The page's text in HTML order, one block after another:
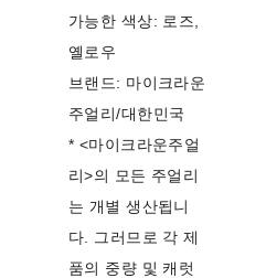
가능한 색상: 로즈,
옐로우
브랜드: 마이크라운
주얼리/대한민국
* <마이크라운주얼
리>의 모든 주얼리
는 개별 생산됩니
다. 그러므로 각 제
품의 중량 및 캐럿